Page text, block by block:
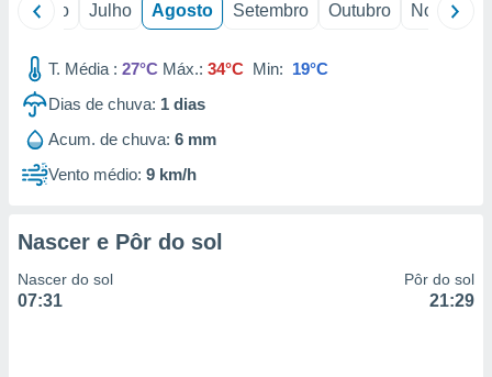
Junho Julho Agosto Setembro Outubro Novembro
T. Média : 27°C Máx.: 34°C Min: 19°C
Dias de chuva: 1 dias
Acum. de chuva: 6 mm
Vento médio: 9 km/h
Nascer e Pôr do sol
Nascer do sol
07:31
Pôr do sol
21:29